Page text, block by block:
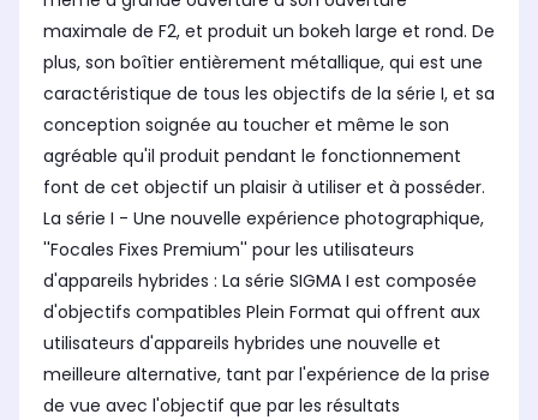
maximale de F2, et produit un bokeh large et rond. De
plus, son boîtier entièrement métallique, qui est une
caractéristique de tous les objectifs de la série I, et sa
conception soignée au toucher et même le son
agréable qu'il produit pendant le fonctionnement
font de cet objectif un plaisir à utiliser et à posséder.
La série I - Une nouvelle expérience photographique,
''Focales Fixes Premium'' pour les utilisateurs
d'appareils hybrides : La série SIGMA I est composée
d'objectifs compatibles Plein Format qui offrent aux
utilisateurs d'appareils hybrides une nouvelle et
meilleure alternative, tant par l'expérience de la prise
de vue avec l'objectif que par les résultats